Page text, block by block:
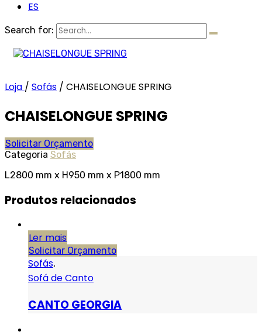
ES
Search for:
Loja / Sofás / CHAISELONGUE SPRING
CHAISELONGUE SPRING
Solicitar Orçamento
Categoria Sofás
L2800 mm x H950 mm x P1800 mm
Produtos relacionados
Ler mais
Solicitar Orçamento
Sofás,
Sofá de Canto
CANTO GEORGIA